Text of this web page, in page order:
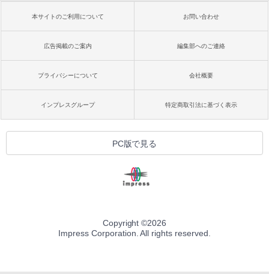
本サイトのご利用について お問い合わせ
広告掲載のご案内 編集部へのご連絡
プライバシーについて 会社概要
インプレスグループ 特定商取引法に基づく表示
PC版で見る
Copyright ©2026
Impress Corporation. All rights reserved.